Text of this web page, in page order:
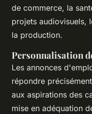
de commerce, la
projets audiovisuels,
la production.
Personnalisation
Les annonces
répondre
aux aspirations des
mise en adéquation